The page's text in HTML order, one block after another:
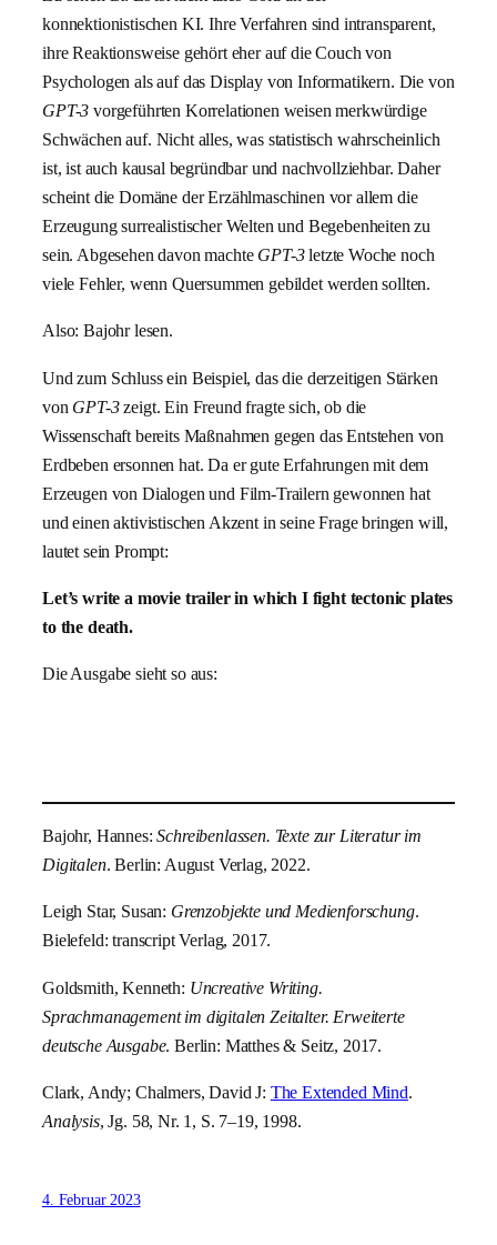
konnektionistischen KI. Ihre Verfahren sind intransparent,
ihre Reaktionsweise gehört eher auf die Couch von
Psychologen als auf das Display von Informatikern. Die von
GPT-3 vorgeführten Korrelationen weisen merkwürdige
Schwächen auf. Nicht alles, was statistisch wahrscheinlich
ist, ist auch kausal begründbar und nachvollziehbar. Daher
scheint die Domäne der Erzählmaschinen vor allem die
Erzeugung surrealistischer Welten und Begebenheiten zu
sein. Abgesehen davon machte GPT-3letzte Woche noch
viele Fehler, wenn Quersummen gebildet werden sollten.
Also: Bajohr lesen.
Und zum Schluss ein Beispiel, das die derzeitigen Stärken
von GPT-3zeigt. Ein Freund fragte sich, ob die
Wissenschaft bereits Maßnahmen gegen das Entstehen von
Erdbeben ersonnen hat. Da er gute Erfahrungen mit dem
Erzeugen von Dialogen und Film-Trailern gewonnen hat
und einen aktivistischen Akzent in seine Frage bringen will,
lautet sein Prompt:
Let’s write a movie trailer in which I fight tectonic plates
to the death.
Die Ausgabe sieht so aus:
Bajohr, Hannes:Schreibenlassen. Texte zur Literatur im
Digitalen. Berlin: August Verlag, 2022.
Leigh Star, Susan: Grenzobjekte und Medienforschung.
Bielefeld: transcript Verlag, 2017.
Goldsmith, Kenneth: Uncreative Writing.
Sprachmanagement im digitalen Zeitalter. Erweiterte
deutsche Ausgabe. Berlin: Matthes & Seitz, 2017.
Clark, Andy; Chalmers, David J: The Extended Mind.
Analysis, Jg. 58, Nr. 1, S. 7–19, 1998.
4. Februar 2023